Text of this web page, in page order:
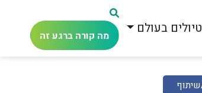
טיולים בעולם מה קורה ברגע זה
שיתוף